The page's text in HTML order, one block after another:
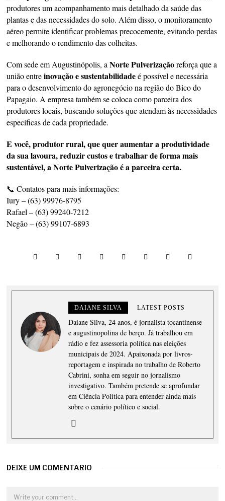
produtores um acompanhamento mais detalhado da saúde das
plantas e das necessidades do solo. Além disso, o monitoramento
aéreo permite identificar problemas precocemente, evitando perdas
e melhorando o rendimento das colheitas.
Com sede em Augustinópolis, aNorte Pulverizaçãoreforça que a
união entreinovação e sustentabilidadeé possível e necessária
para o desenvolvimento do agronegócio na região do Bico do
Papagaio. A empresa também se coloca como parceira dos
produtores locais, buscando soluções que atendam às necessidades
específicas de cada propriedade.
E você, produtor rural, que quer aumentar a produtividade
da sua lavoura, reduzir custos e trabalhar de forma mais
sustentável, a Norte Pulverização é a parceira certa.
📞 Contatos para mais informações:
Iury – (63) 99976-8795
Rafael – (63) 99240-7212
Negão – (63) 99107-6893
DAIANE SILVA LATEST POSTS
Daiane Silva, 24 anos, é jornalista tocantinense
e augustinopolina de berço. Já trabalhou em
rádio e fez assessoria política nas eleições
municipais de 2024. Apaixonada por livros-
reportagem e inspirada no trabalho de Roberto
Cabrini, sonha em seguir no jornalismo
investigativo. Também pretende se aprofundar
em Ciência Política para entender ainda mais
sobre o cenário político e social.
DEIXE UM COMENTÁRIO